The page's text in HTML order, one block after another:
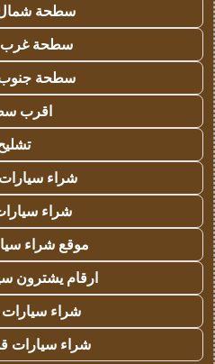
سطحة شمال
سطحة غرب
سطحة جنوب
اقرب
شراء
شراء
موقع شراء
ارقام يشترون
شراء
شراء سيارات